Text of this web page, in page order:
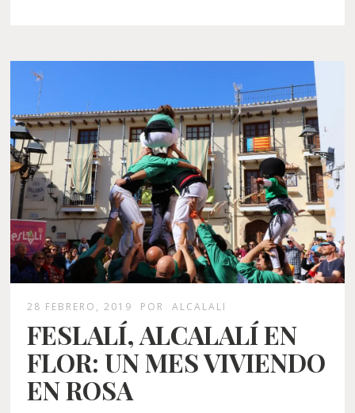
28 FEBRERO, 2019 POR ALCALALI
FESLALÍ, ALCALALÍ EN
FLOR: UN MES VIVIENDO
EN ROSA